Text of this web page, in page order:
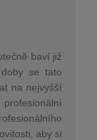
baví již
se tato
na nejvyšší
aby si